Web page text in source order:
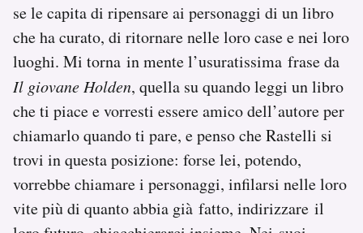
se le capita di ripensare ai personaggi di un libro
che ha curato, di ritornare nelle loro case e nei loro
luoghi. Mi torna in mente l’usuratissima frase da
Il giovane Holden, quella su quando leggi un libro
che ti piace e vorresti essere amico dell’autore per
chiamarlo quando ti pare, e penso che Rastelli si
trovi in questa posizione: forse lei, potendo,
vorrebbe chiamare i personaggi, infilarsi nelle loro
vite più di quanto abbia già fatto, indirizzare il